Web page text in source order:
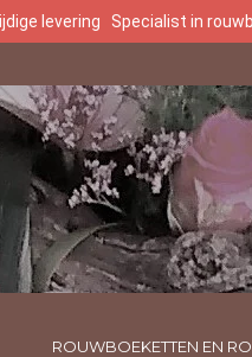
levering Specialist in
ROUWBOEKETTEN EN